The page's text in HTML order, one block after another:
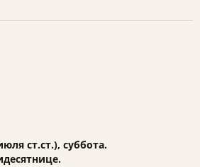
ст.ст.), суббота.